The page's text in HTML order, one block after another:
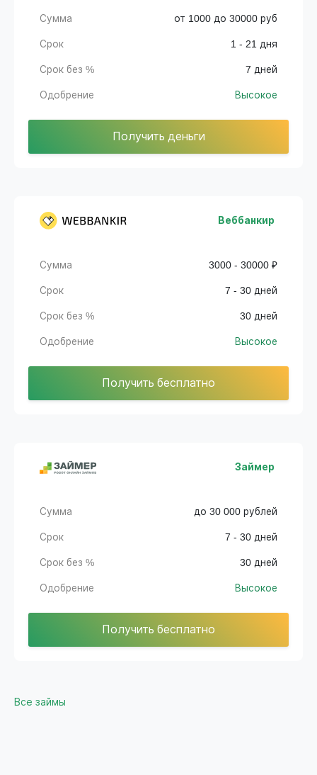
Сумма от 1000 до 30000 руб
Срок 1 - 21 дня
Срок без % 7 дней
Одобрение Высокое
Получить деньги
Веббанкир
Сумма 3000 - 30000 ₽
Срок 7 - 30 дней
Срок без % 30 дней
Одобрение Высокое
Получить бесплатно
Займер
Сумма до 30 000 рублей
Срок 7 - 30 дней
Срок без % 30 дней
Одобрение Высокое
Получить бесплатно
Все займы